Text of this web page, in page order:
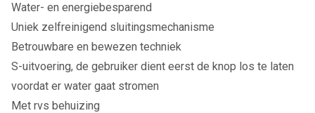
Water- en energiebesparend
Uniek zelfreinigend sluitingsmechanisme
Betrouwbare en bewezen techniek
S-uitvoering, de gebruiker dient eerst de knop los te laten
voordat er water gaat stromen
Met rvs behuizing